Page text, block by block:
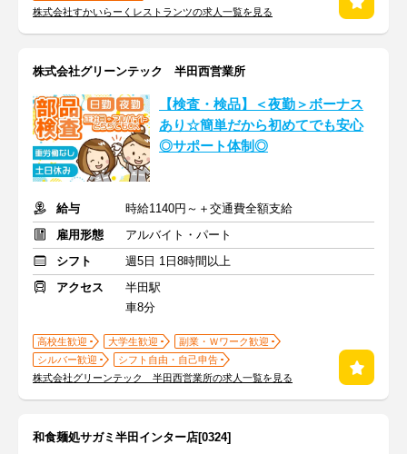
株式会社すかいらーくレストランツの求人一覧を見る
株式会社グリーンテック 半田西営業所
【検査・検品】＜夜勤＞ボーナス
あり☆簡単だから初めてでも安心
◎サポート体制◎
給与
時給1140円～＋交通費全額支給
雇用形態
アルバイト・パート
シフト
週5日 1日8時間以上
アクセス
半田駅
車8分
高校生歓迎 大学生歓迎
副業・Ｗワーク歓迎
シルバー歓迎
シフト自由・自己申告
株式会社グリーンテック 半田西営業所の求人一覧を見る
和食麺処サガミ半田インター店[0324]